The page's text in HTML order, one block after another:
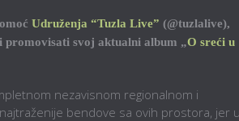
Udruženja “Tuzla Live” (@tuzlalive),
promovisati svoj aktualni album „O sreći u
nezavisnom regionalnom i
bendove sa ovih prostora, jer